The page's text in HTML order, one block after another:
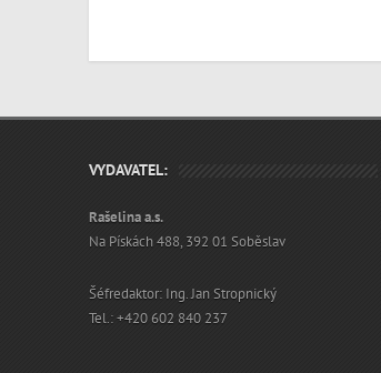
VYDAVATEL:
Rašelina a.s.
Na Pískách 488, 392 01 Soběslav
Šéfredaktor: Ing. Jan Stropnický
Tel.: +420 602 840 237